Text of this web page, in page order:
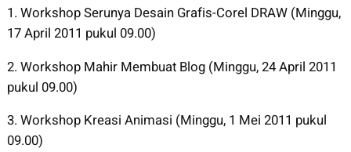
1. Workshop Serunya Desain Grafis-Corel DRAW (Minggu,
17 April 2011 pukul 09.00)
2. Workshop Mahir Membuat Blog (Minggu, 24 April 2011
pukul 09.00)
3. Workshop Kreasi Animasi (Minggu, 1 Mei 2011 pukul
09.00)